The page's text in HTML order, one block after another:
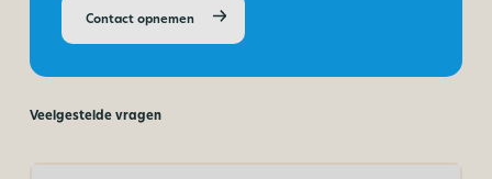
Contact opnemen
Veelgestelde vragen